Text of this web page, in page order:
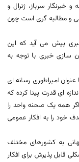
خبرنگار سرباز، ژنرال و
و مطالبه گری است چون
پیش می آید که این
سازی خبری با توجه به
در دهه 80 تعبیری با عنوان امپراطوری رسانه ای
ای قدرت پیدا کرده که
همه یک صحنه واحد را
خود را به افکار عمومی
به کشورهای مختلف
قابل پذیرش برای افکار